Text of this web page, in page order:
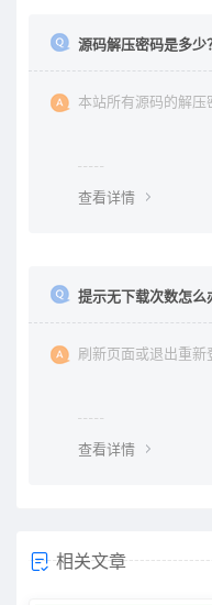
源码解压密码是多少
本站所有源码的解
查看详情
提示无下载次数怎么
刷新页面或退出重新
查看详情
相关文章